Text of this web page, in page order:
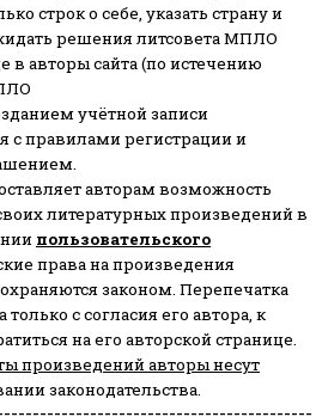
строк о себе, указать страну и
решения литсовета МПЛО
в авторы сайта (по истечению
учётной записи
с правилами регистрации и
авторам возможность
литературных произведений в
пользовательского
права на произведения
законом. Перепечатка
с согласия его автора, к
на его авторской странице.
произведений авторы несут
законодательства.